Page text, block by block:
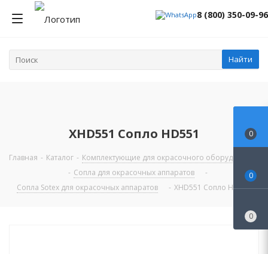
8 (800) 350-09-96
Найти
XHD551 Сопло HD551
Главная - Каталог - Комплектующие для окрасочного оборудования
- Сопла для окрасочных аппаратов
-
Сопла Sotex для окрасочных аппаратов
- XHD551 Сопло HD551
0
0
0